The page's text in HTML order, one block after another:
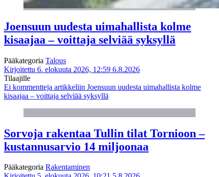
Joensuun uudesta uimahallista kolme
kisaajaa – voittaja selviää syksyllä
Pääkategoria Talous
Kirjoitettu 6. elokuuta 2026, 12:59 6.8.2026
Tilaajille
Ei kommentteja artikkeliin Joensuun uudesta uimahallista kolme
kisaajaa – voittaja selviää syksyllä
Sorvoja rakentaa Tullin tilat Tornioon –
kustannusarvio 14 miljoonaa
Pääkategoria Rakentaminen